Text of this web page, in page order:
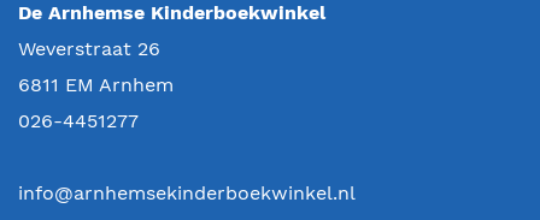
De Arnhemse Kinderboekwinkel
Weverstraat 26
6811 EM Arnhem
026-4451277
info@arnhemsekinderboekwinkel.nl